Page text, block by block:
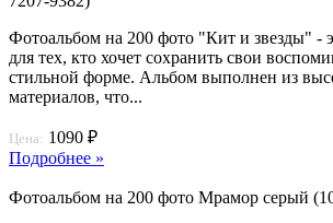
Фотоальбом на 200 фото "Кит и звезды" -
для тех, кто хочет сохранить свои
стильной форме. Альбом выполнен из
материалов, что...
Цена: 1090 ₽
Подробнее »
Фотоальбом на 200 фото Мрамор серый